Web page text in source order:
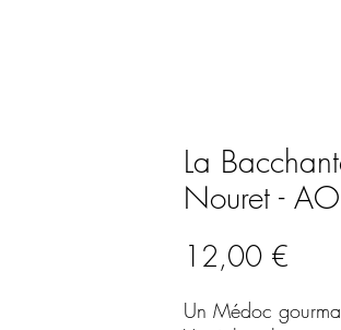
La
Nouret -
12,00 €
Un Médoc